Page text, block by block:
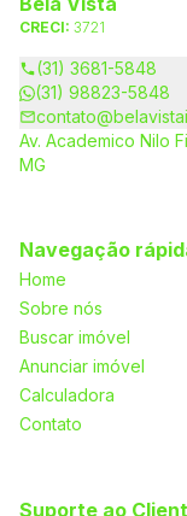
CRECI: 3721
(31) 3681-5848
(31) 98823-5848
Av. Academico Nilo
MG
Navegação
Home
Sobre nós
Buscar imóvel
Anunciar imóvel
Calculadora
Contato
Suporte ao